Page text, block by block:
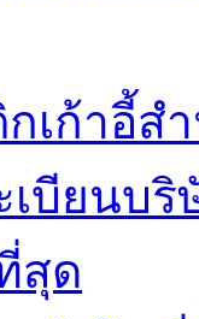
กเก้าอี้
เบียนบ
สุด